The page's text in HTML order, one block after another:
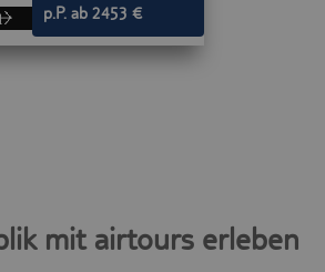
p.P. ab 2453 €
mit airtours erleben